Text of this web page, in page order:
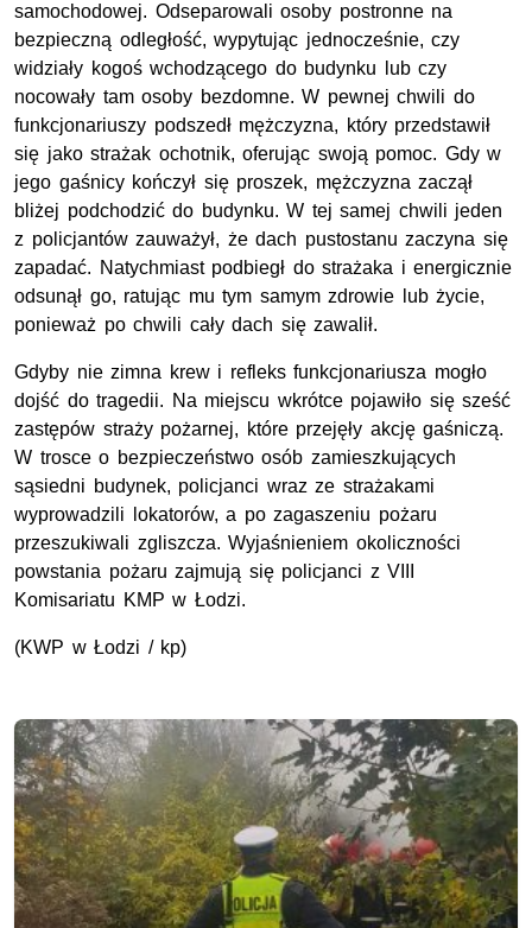
samochodowej. Odseparowali osoby postronne na
bezpieczną odległość, wypytując jednocześnie, czy
widziały kogoś wchodzącego do budynku lub czy
nocowały tam osoby bezdomne. W pewnej chwili do
funkcjonariuszy podszedł mężczyzna, który przedstawił
się jako strażak ochotnik, oferując swoją pomoc. Gdy w
jego gaśnicy kończył się proszek, mężczyzna zaczął
bliżej podchodzić do budynku. W tej samej chwili jeden
z policjantów zauważył, że dach pustostanu zaczyna się
zapadać. Natychmiast podbiegł do strażaka i energicznie
odsunął go, ratując mu tym samym zdrowie lub życie,
ponieważ po chwili cały dach się zawalił.
Gdyby nie zimna krew i refleks funkcjonariusza mogło
dojść do tragedii. Na miejscu wkrótce pojawiło się sześć
zastępów straży pożarnej, które przejęły akcję gaśniczą.
W trosce o bezpieczeństwo osób zamieszkujących
sąsiedni budynek, policjanci wraz ze strażakami
wyprowadzili lokatorów, a po zagaszeniu pożaru
przeszukiwali zgliszcza. Wyjaśnieniem okoliczności
powstania pożaru zajmują się policjanci z VIII
Komisariatu KMP w Łodzi.
(KWP w Łodzi / kp)